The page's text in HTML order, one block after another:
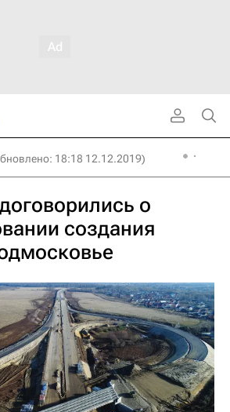
18:18 12.12.2019)
о
создания